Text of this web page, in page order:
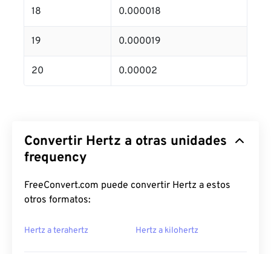
18 0.000018
19 0.000019
20 0.00002
Convertir Hertz a otras unidades
frequency
FreeConvert.com puede convertir Hertz a estos
otros formatos:
Hertz a terahertz Hertz a kilohertz